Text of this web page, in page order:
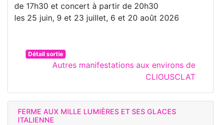
de 17h30 et concert à partir de 20h30
les 25 juin, 9 et 23 juillet, 6 et 20 août 2026
Détail sortie
Autres manifestations aux environs de
CLIOUSCLAT
FERME AUX MILLE LUMIÈRES ET SES GLACES
ITALIENNE